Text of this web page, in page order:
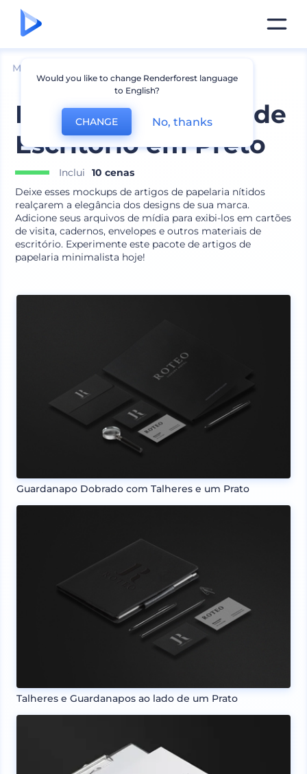
Mockups
Pacote de Artigos de
Escritório em Preto
Inclui
10 cenas
Deixe esses mockups de artigos de papelaria nítidos
realçarem a elegância dos designs de sua marca.
Adicione seus arquivos de mídia para exibi-los em cartões
de visita, cadernos, envelopes e outros materiais de
escritório. Experimente este pacote de artigos de
papelaria minimalista hoje!
Guardanapo Dobrado com Talheres e um Prato
Talheres e Guardanapos ao lado de um Prato
Would you like to change Renderforest language
to English?
CHANGE No, thanks